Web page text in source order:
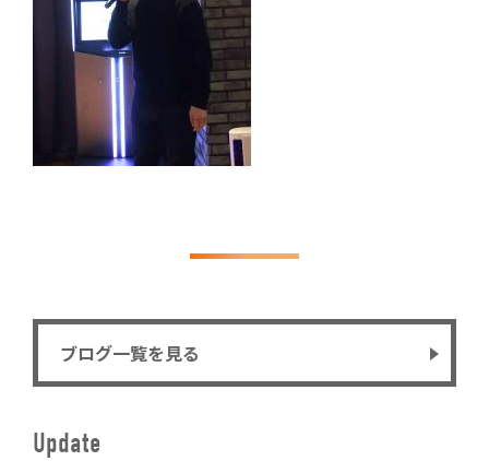
ブログ一覧を見る
Update